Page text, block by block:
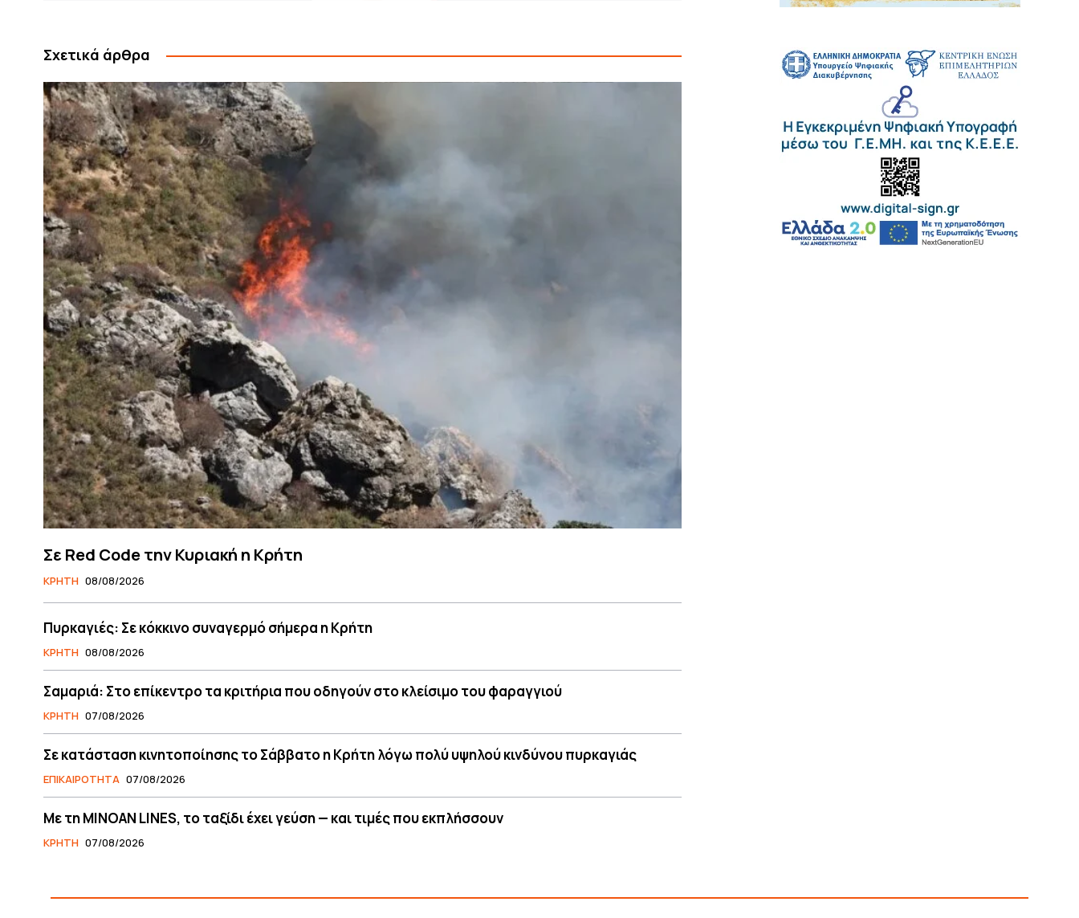
Σχετικά άρθρα
Σε Red Code την Κυριακή η Κρήτη
ΚΡΗΤΗ 08/08/2026
Πυρκαγιές: Σε κόκκινο συναγερμό σήμερα η Κρήτη
ΚΡΗΤΗ 08/08/2026
Σαμαριά: Στο επίκεντρο τα κριτήρια που οδηγούν στο κλείσιμο του φαραγγιού
ΚΡΗΤΗ 07/08/2026
Σε κατάσταση κινητοποίησης το Σάββατο η Κρήτη λόγω πολύ υψηλού κινδύνου πυρκαγιάς
ΕΠΙΚΑΙΡΟΤΗΤΑ 07/08/2026
Με τη MINOAN LINES, το ταξίδι έχει γεύση — και τιμές που εκπλήσσουν
ΚΡΗΤΗ 07/08/2026